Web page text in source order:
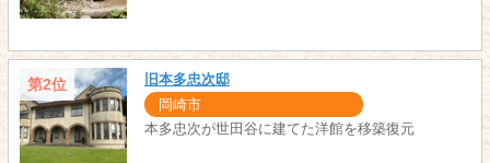
第2位 旧本多忠次邸
岡崎市
本多忠次が世田谷に建てた洋館を移築復元